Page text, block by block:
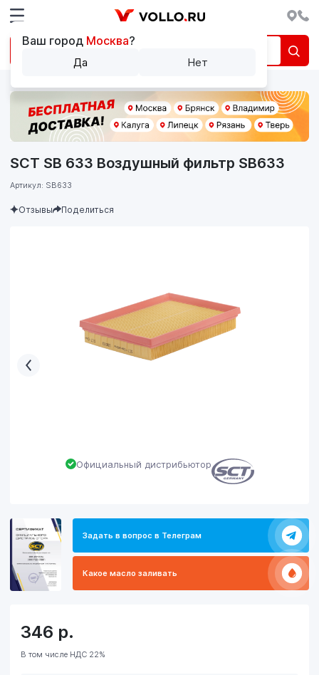
Официальный дистрибьютор
Задать в вопрос в Телеграм
Какое масло заливать
SCT SB 633 Воздушный фильтр SB633
Артикул: SB633
Отзывы Поделиться
346 р.
В том числе НДС 22%
Ваш город Москва?
Да Нет